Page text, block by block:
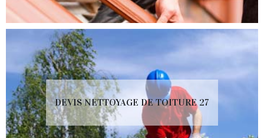
DEVIS NETTOYAGE DE TOITURE 27